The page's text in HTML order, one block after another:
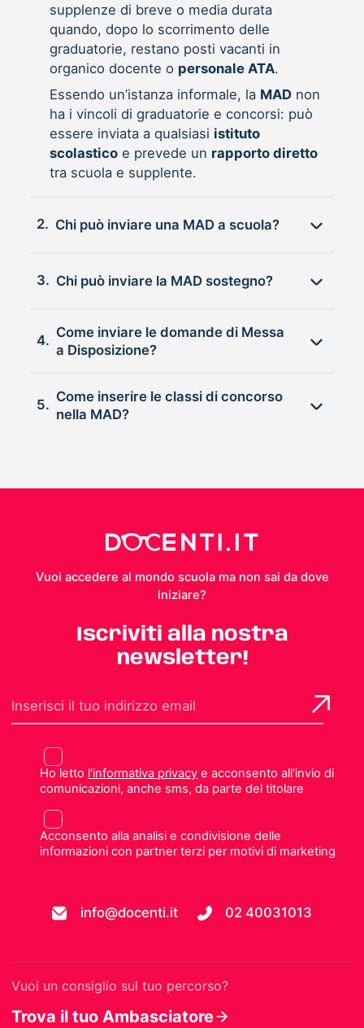
supplenze di breve o media durata
quando, dopo lo scorrimento delle
graduatorie, restano posti vacanti in
organico docente o personale ATA.
Essendo un’istanza informale, la MADnon
ha i vincoli di graduatorie e concorsi: può
essere inviata a qualsiasi istituto
scolasticoe prevede un rapporto diretto
tra scuola e supplente.
2. Chi può inviare una MAD a scuola?
3. Chi può inviare la MAD sostegno?
4.
Come inviare le domande di Messa
a Disposizione?
5.
Come inserire le classi di concorso
nella MAD?
Vuoi accedere al mondo scuola ma non sai da dove
iniziare?
Iscriviti alla nostra
newsletter!
Ho letto l'informativa privacye acconsento all'invio di
comunicazioni, anche sms, da parte del titolare
Acconsento alla analisi e condivisione delle
informazioni con partner terzi per motivi di marketing
info@docenti.it 02 40031013
Vuoi un consiglio sul tuo percorso?
Trova il tuo Ambasciatore